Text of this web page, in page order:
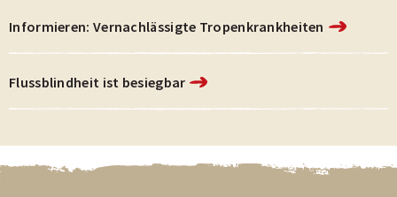
Informieren: Vernachlässigte Tropenkrankheiten
Flussblindheit ist besiegbar